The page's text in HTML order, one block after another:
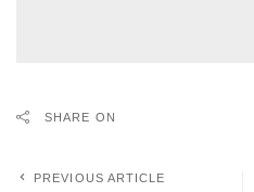
SHARE ON
PREVIOUS ARTICLE